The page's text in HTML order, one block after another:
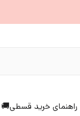
راهنمای خرید قسطی